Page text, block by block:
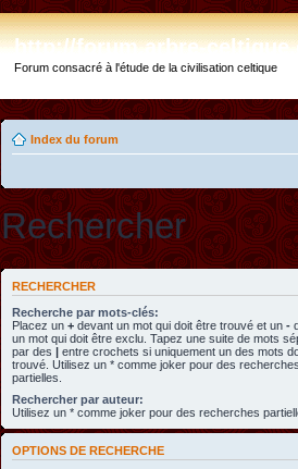
http://forum.arbre-
Forum consacré à l'étude de la civilisation celtique
Index du forum
Rechercher
RECHERCHER
Recherche par mots-clés:
Placez un + devant un mot qui doit être trouvé et un -
un mot qui doit être exclu. Tapez une suite de mots
par des | entre crochets si uniquement un des mots
trouvé. Utilisez un * comme joker pour des
partielles.
Rechercher par auteur:
Utilisez un * comme joker pour des recherches
OPTIONS DE RECHERCHE